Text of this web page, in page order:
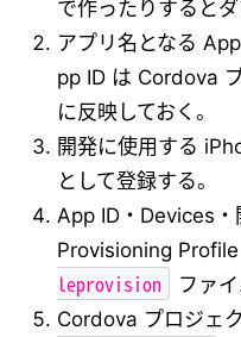
で作ったりするとダ
アプリ名となる
pp ID は Cordova
に反映しておく。
開発に使用する
として登録する。
App ID・Devices・
Provisioning
leprovision
ファ
Cordova プロジェ